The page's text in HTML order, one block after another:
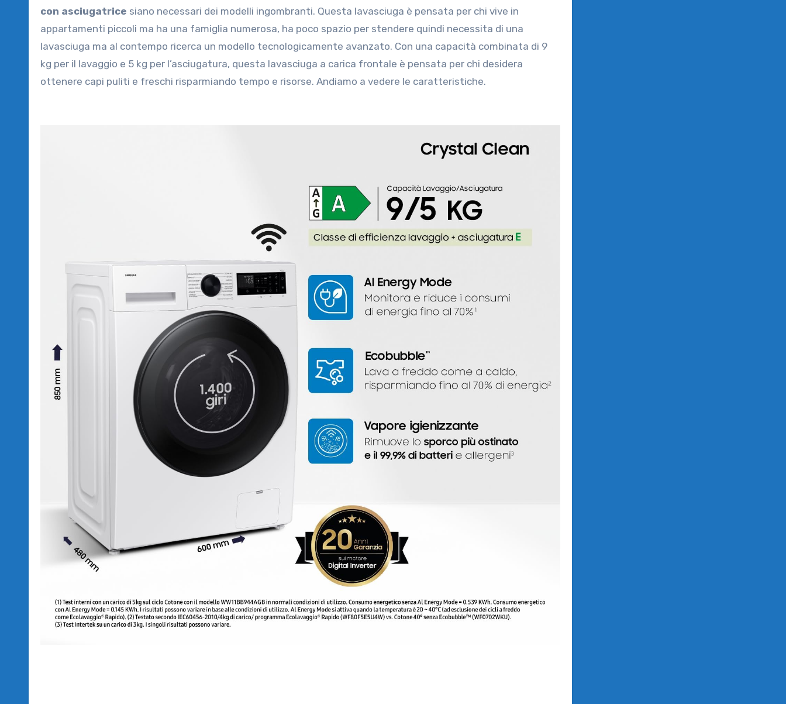
con asciugatrice siano necessari dei modelli ingombranti. Questa lavasciuga è pensata per chi vive in
appartamenti piccoli ma ha una famiglia numerosa, ha poco spazio per stendere quindi necessita di una
lavasciuga ma al contempo ricerca un modello tecnologicamente avanzato. Con una capacità combinata di 9
kg per il lavaggio e 5 kg per l’asciugatura, questa lavasciuga a carica frontale è pensata per chi desidera
ottenere capi puliti e freschi risparmiando tempo e risorse. Andiamo a vedere le caratteristiche.